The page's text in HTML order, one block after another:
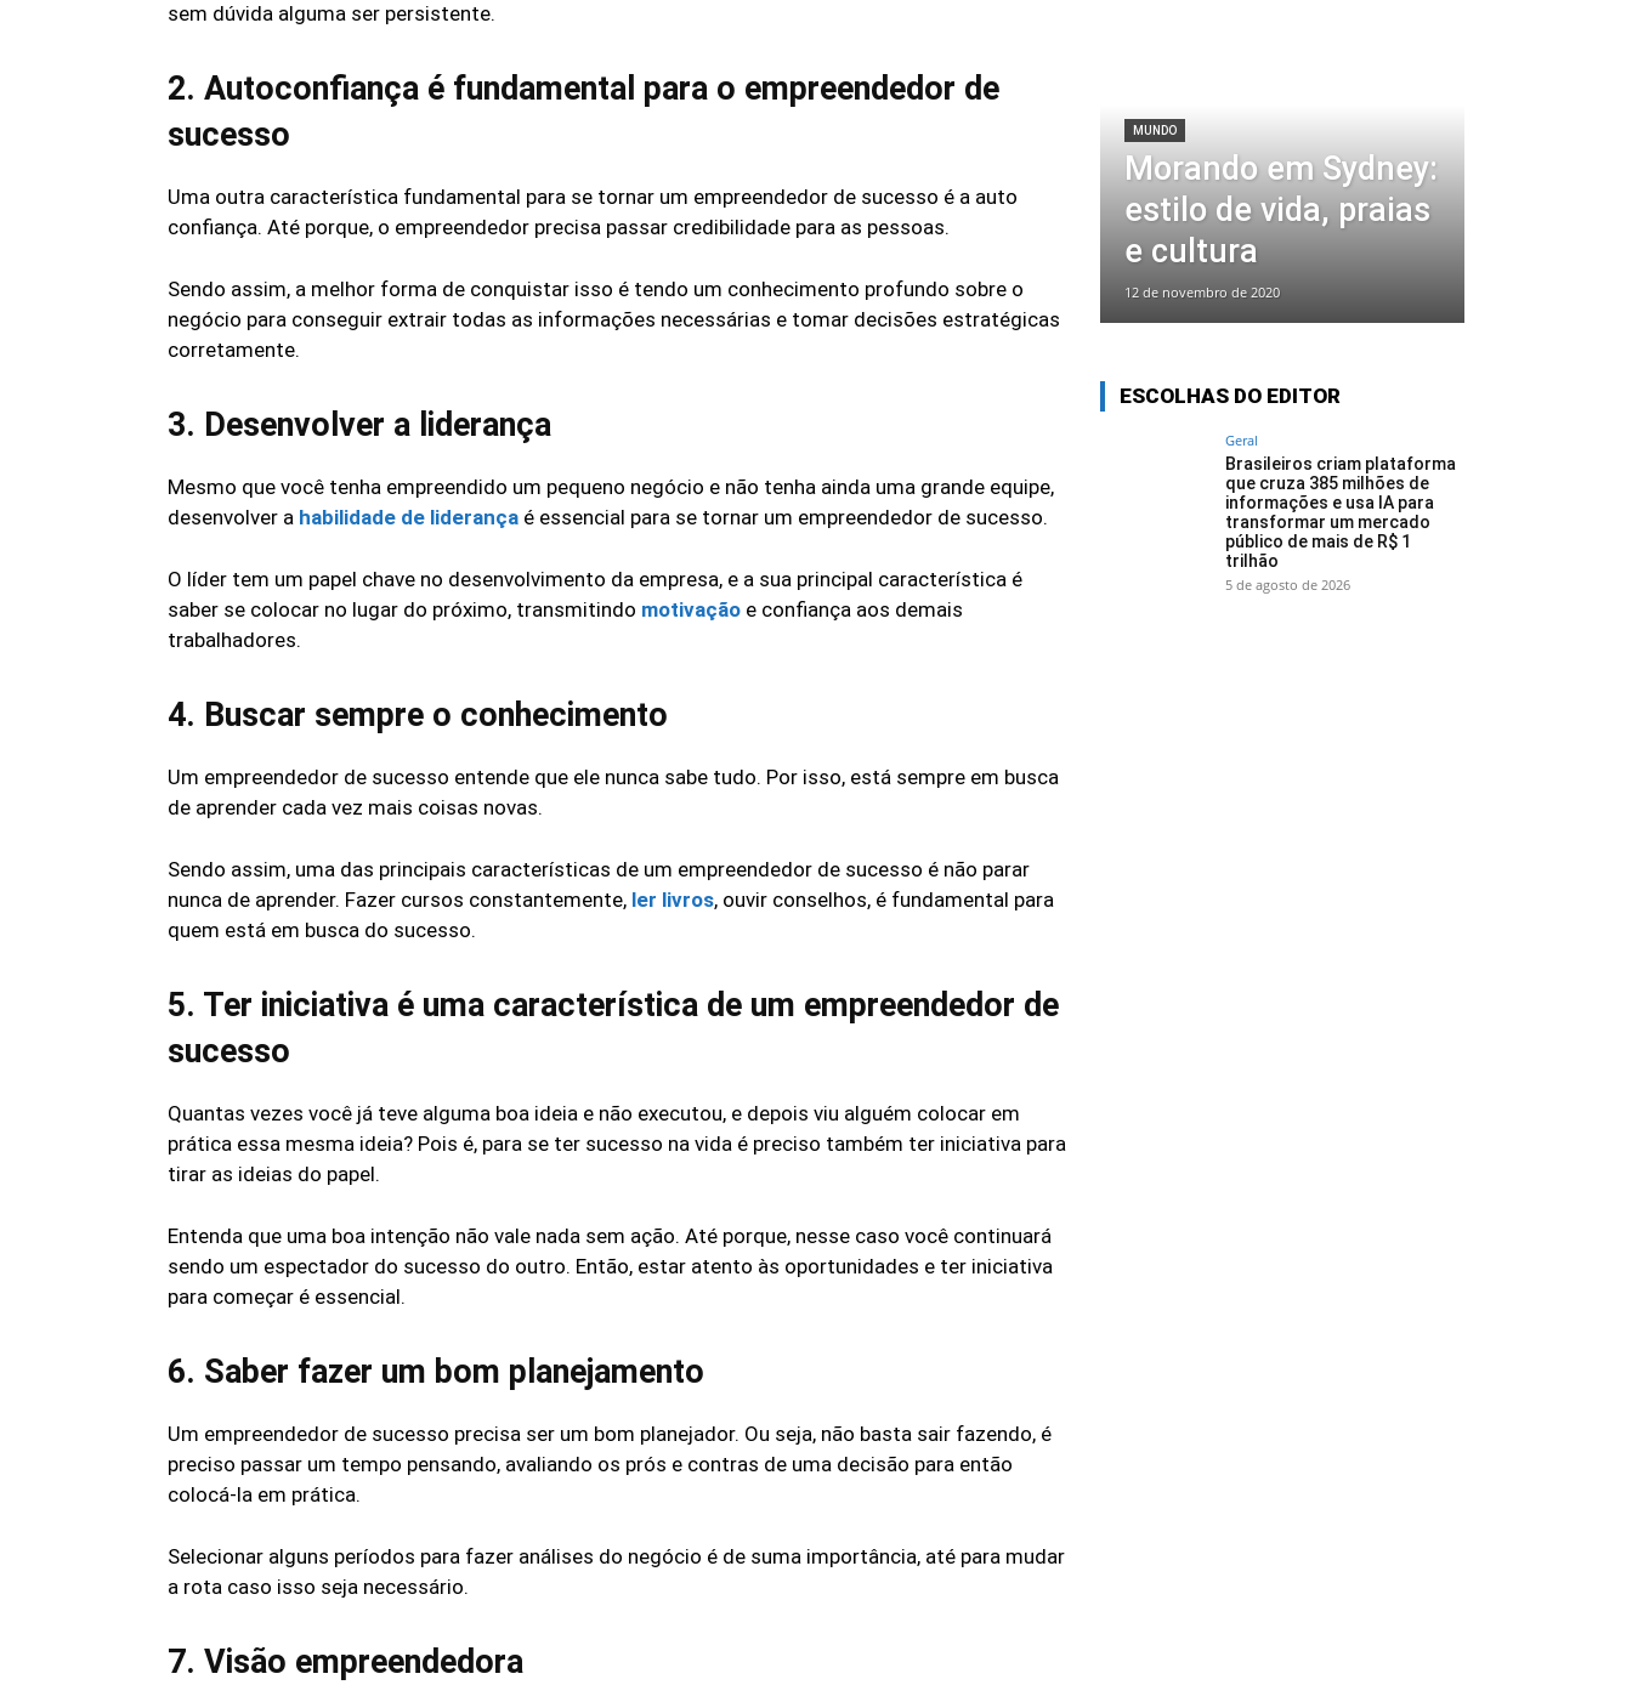
sem dúvida alguma ser persistente.
2. Autoconfiança é fundamental para o empreendedor de
sucesso
Uma outra característica fundamental para se tornar um empreendedor de sucesso é a auto
confiança. Até porque, o empreendedor precisa passar credibilidade para as pessoas.
Sendo assim, a melhor forma de conquistar isso é tendo um conhecimento profundo sobre o
negócio para conseguir extrair todas as informações necessárias e tomar decisões estratégicas
corretamente.
3. Desenvolver a liderança
Mesmo que você tenha empreendido um pequeno negócio e não tenha ainda uma grande equipe,
desenvolver a habilidade de liderança é essencial para se tornar um empreendedor de sucesso.
O líder tem um papel chave no desenvolvimento da empresa, e a sua principal característica é
saber se colocar no lugar do próximo, transmitindo motivação e confiança aos demais
trabalhadores.
4. Buscar sempre o conhecimento
Um empreendedor de sucesso entende que ele nunca sabe tudo. Por isso, está sempre em busca
de aprender cada vez mais coisas novas.
Sendo assim, uma das principais características de um empreendedor de sucesso é não parar
nunca de aprender. Fazer cursos constantemente, ler livros, ouvir conselhos, é fundamental para
quem está em busca do sucesso.
5. Ter iniciativa é uma característica de um empreendedor de
sucesso
Quantas vezes você já teve alguma boa ideia e não executou, e depois viu alguém colocar em
prática essa mesma ideia? Pois é, para se ter sucesso na vida é preciso também ter iniciativa para
tirar as ideias do papel.
Entenda que uma boa intenção não vale nada sem ação. Até porque, nesse caso você continuará
sendo um espectador do sucesso do outro. Então, estar atento às oportunidades e ter iniciativa
para começar é essencial.
6. Saber fazer um bom planejamento
Um empreendedor de sucesso precisa ser um bom planejador. Ou seja, não basta sair fazendo, é
preciso passar um tempo pensando, avaliando os prós e contras de uma decisão para então
colocá-la em prática.
Selecionar alguns períodos para fazer análises do negócio é de suma importância, até para mudar
a rota caso isso seja necessário.
7. Visão empreendedora
MUNDO
Morando em Sydney:
estilo de vida, praias
e cultura
12 de novembro de 2020
ESCOLHAS DO EDITOR
Geral
Brasileiros criam plataforma
que cruza 385 milhões de
informações e usa IA para
transformar um mercado
público de mais de R$ 1
trilhão
5 de agosto de 2026